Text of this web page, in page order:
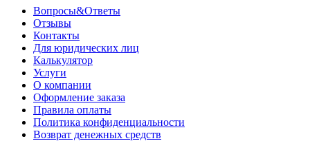
Вопросы&Ответы
Отзывы
Контакты
Для юридических лиц
Калькулятор
Услуги
О компании
Оформление заказа
Правила оплаты
Политика конфиденциальности
Возврат денежных средств